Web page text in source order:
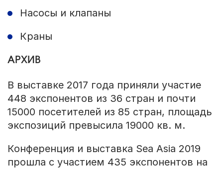
Насосы и клапаны
Краны
АРХИВ
В выставке 2017 года приняли участие
448 экспонентов из 36 стран и почти
15000 посетителей из 85 стран, площадь
экспозиций превысила 19000 кв. м.
Конференция и выставка Sea Asia 2019
прошла с участием 435 экспонентов на